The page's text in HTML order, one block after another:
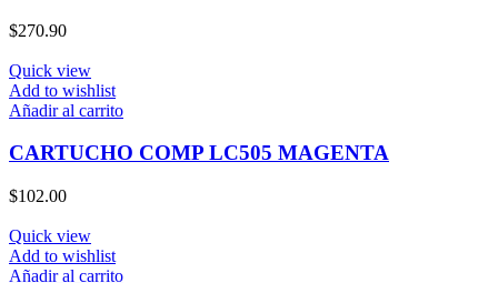
$270.90
Quick view
Add to wishlist
Añadir al carrito
CARTUCHO COMP LC505 MAGENTA
$102.00
Quick view
Add to wishlist
Añadir al carrito